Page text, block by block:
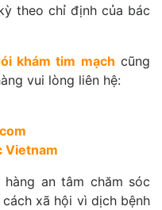
theo chỉ định của bác
khám tim mạch cũng
vui lòng liên hệ:
Vietnam
an tâm chăm sóc
xã hội vì dịch bệnh